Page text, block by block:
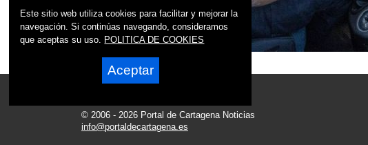
© 2006 - 2026 Portal de Cartagena Noticias
info@portaldecartagena.es
Este sitio web utiliza cookies para facilitar y mejorar la
navegación. Si continúas navegando, consideramos
que aceptas su uso. POLITICA DE COOKIES
Aceptar